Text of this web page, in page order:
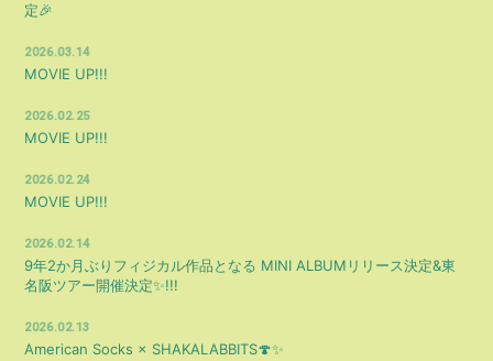
定🎉
2026.03.14
MOVIE UP!!!
2026.02.25
MOVIE UP!!!
2026.02.24
MOVIE UP!!!
2026.02.14
9年2か月ぶりフィジカル作品となる MINI ALBUMリリース決定&東
名阪ツアー開催決定✨!!!
2026.02.13
American Socks × SHAKALABBITS🍄✨